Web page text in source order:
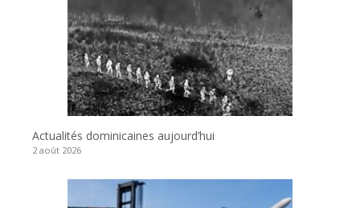
Actualités dominicaines aujourd’hui
2 août 2026